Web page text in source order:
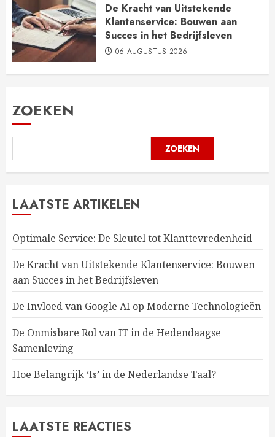
De Kracht van Uitstekende
Klantenservice: Bouwen aan
Succes in het Bedrijfsleven
06 AUGUSTUS 2026
ZOEKEN
ZOEKEN
LAATSTE ARTIKELEN
Optimale Service: De Sleutel tot Klanttevredenheid
De Kracht van Uitstekende Klantenservice: Bouwen
aan Succes in het Bedrijfsleven
De Invloed van Google AI op Moderne Technologieën
De Onmisbare Rol van IT in de Hedendaagse
Samenleving
Hoe Belangrijk ‘Is’ in de Nederlandse Taal?
LAATSTE REACTIES